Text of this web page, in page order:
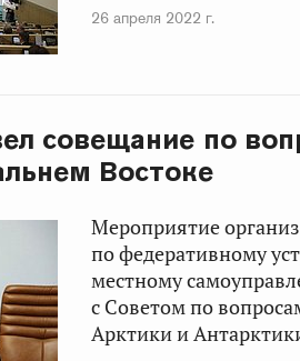
26 апреля 2022 г.
совещание по
Востоке
Мероприятие
по федеративному
местному
с Советом по
Арктики и